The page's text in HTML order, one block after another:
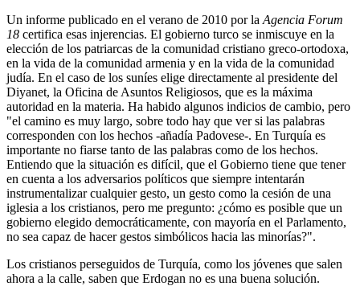
Un informe publicado en el verano de 2010 por la Agencia Forum
18 certifica esas injerencias. El gobierno turco se inmiscuye en la
elección de los patriarcas de la comunidad cristiano greco-ortodoxa,
en la vida de la comunidad armenia y en la vida de la comunidad
judía. En el caso de los suníes elige directamente al presidente del
Diyanet, la Oficina de Asuntos Religiosos, que es la máxima
autoridad en la materia. Ha habido algunos indicios de cambio, pero
"el camino es muy largo, sobre todo hay que ver si las palabras
corresponden con los hechos -añadía Padovese-. En Turquía es
importante no fiarse tanto de las palabras como de los hechos.
Entiendo que la situación es difícil, que el Gobierno tiene que tener
en cuenta a los adversarios políticos que siempre intentarán
instrumentalizar cualquier gesto, un gesto como la cesión de una
iglesia a los cristianos, pero me pregunto: ¿cómo es posible que un
gobierno elegido democráticamente, con mayoría en el Parlamento,
no sea capaz de hacer gestos simbólicos hacia las minorías?".
Los cristianos perseguidos de Turquía, como los jóvenes que salen
ahora a la calle, saben que Erdogan no es una buena solución.